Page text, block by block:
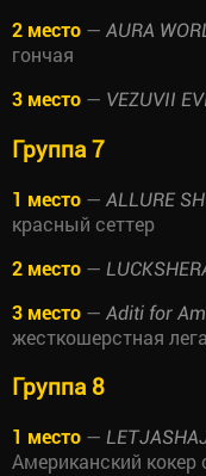
2 место — AURA
гончая
3 место — VEZUVII
Группа 7
1 место — ALLURE
красный сеттер
2 место —
3 место — Aditi for
жесткошерстная
Группа 8
1 место —
Американский кокер